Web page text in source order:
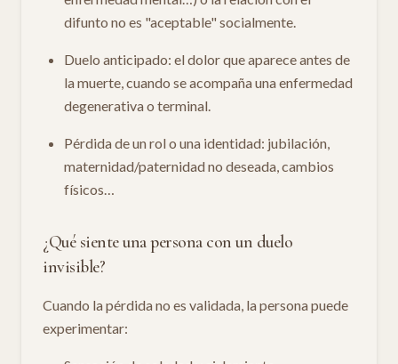
difunto no es "aceptable" socialmente.
Duelo anticipado: el dolor que aparece antes de
la muerte, cuando se acompaña una enfermedad
degenerativa o terminal.
Pérdida de un rol o una identidad: jubilación,
maternidad/paternidad no deseada, cambios
físicos…
¿Qué siente una persona con un duelo
invisible?
Cuando la pérdida no es validada, la persona puede
experimentar: